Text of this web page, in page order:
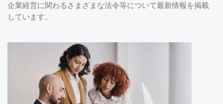
企業経営に関わるさまざまな法令等について最新情報を掲載
しています。